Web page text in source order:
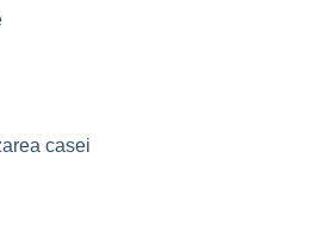
casei